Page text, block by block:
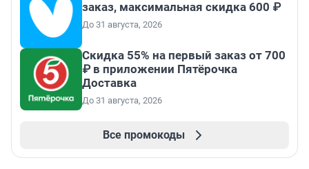
заказ, максимальная скидка 600 ₽
До 31 августа, 2026
Скидка 55% на первый заказ от 700
₽ в приложении Пятёрочка
Доставка
До 31 августа, 2026
Все промокоды